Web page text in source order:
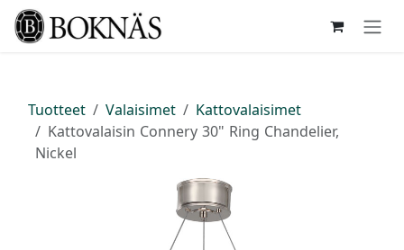
Siirry sisältöön
Tuotteet Valaisimet
Kattovalaisimet
Kattovalaisin Connery 30" Ring Chandelier,
Nickel